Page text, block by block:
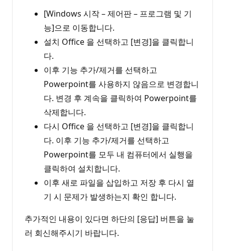
[Windows 시작 – 제어판 – 프로그램 및 기
능]으로 이동합니다.
설치 Office 을 선택하고 [변경]을 클릭합니
다.
이후 기능 추가/제거를 선택하고
Powerpoint를 사용하지 않음으로 변경합니
다. 변경 후 계속을 클릭하여 Powerpoint를
삭제합니다.
다시 Office 을 선택하고 [변경]을 클릭합니
다. 이후 기능 추가/제거를 선택하고
Powerpoint를 모두 내 컴퓨터에서 실행을
클릭하여 설치합니다.
이후 새로 파일을 삽입하고 저장 후 다시 열
기 시 문제가 발생하는지 확인 합니다.
추가적인 내용이 있다면 하단의 [응답] 버튼을 눌
러 회신해주시기 바랍니다.